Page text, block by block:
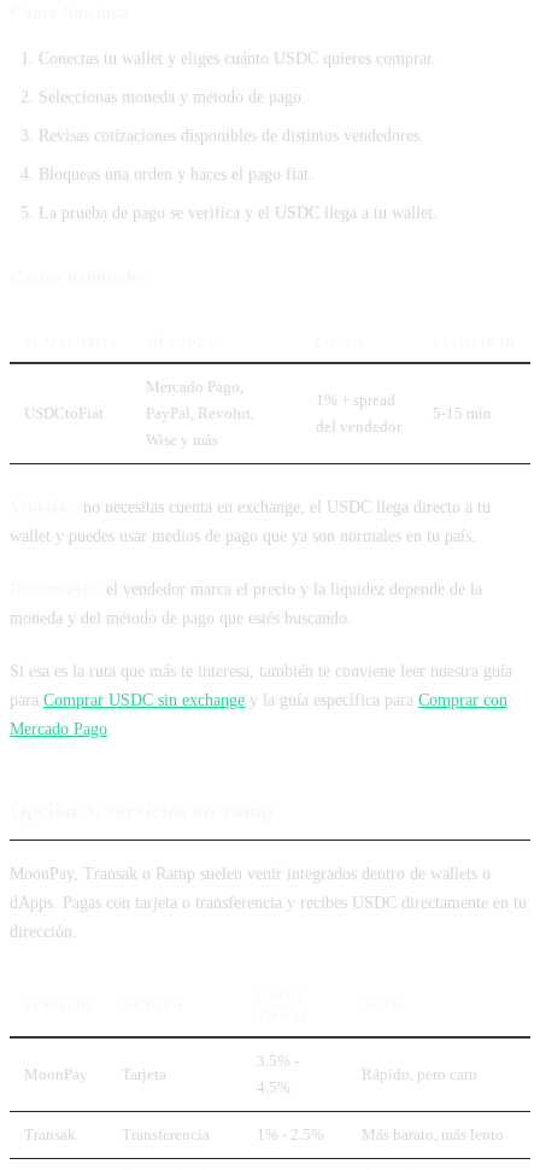
Conectas tu wallet y eliges cuánto USDC quieres comprar.
Seleccionas moneda y método de pago.
Revisas cotizaciones disponibles de distintos vendedores.
Bloqueas una orden y haces el pago fiat.
La prueba de pago se verifica y el USDC llega a tu wallet.
USDCtoFiat
Mercado Pago,
PayPal, Revolut,
Wise y más
1% + spread
del vendedor
5-15 min
no necesitas cuenta en exchange, el USDC llega directo a tu
wallet y puedes usar medios de pago que ya son normales en tu país.
el vendedor marca el precio y la liquidez depende de la
moneda y del método de pago que estés buscando.
Si esa es la ruta que más te interesa, también te conviene leer nuestra guía
para Comprar USDC sin exchange y la guía específica para Comprar con
Mercado Pago
MoonPay, Transak o Ramp suelen venir integrados dentro de wallets o
dApps. Pagas con tarjeta o transferencia y recibes USDC directamente en tu
dirección.
MoonPay Tarjeta
3.5% -
4.5%
Rápido, pero caro
Transak Transferencia 1% - 2.5% Más barato, más lento